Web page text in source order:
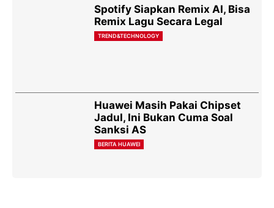
Spotify Siapkan Remix AI, Bisa
Remix Lagu Secara Legal
TREND&TECHNOLOGY
Huawei Masih Pakai Chipset
Jadul, Ini Bukan Cuma Soal
Sanksi AS
BERITA HUAWEI